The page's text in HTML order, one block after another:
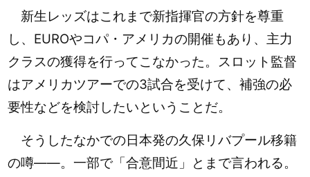
新生レッズはこれまで新指揮官の方針を尊重
し、EUROやコパ・アメリカの開催もあり、主力
クラスの獲得を行ってこなかった。スロット監督
はアメリカツアーでの3試合を受けて、補強の必
要性などを検討したいということだ。
そうしたなかでの日本発の久保リバプール移籍
の噂――。一部で「合意間近」とまで言われる。